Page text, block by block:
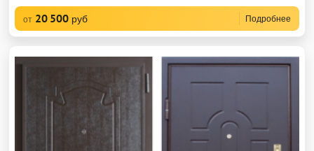
от 20 500 руб Подробнее